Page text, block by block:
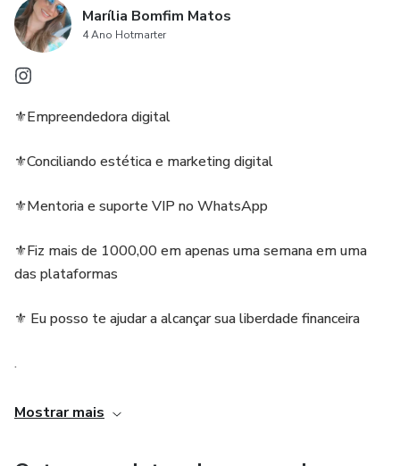
Marília Bomfim Matos
4 Ano Hotmarter
⚜️Empreendedora digital
⚜️Conciliando estética e marketing digital
⚜️Mentoria e suporte VIP no WhatsApp
⚜️Fiz mais de 1000,00 em apenas uma semana em uma
das plataformas
⚜️ Eu posso te ajudar a alcançar sua liberdade financeira
.
De fato, todo mundo antes de entrar no marketing digital
Mostrar mais